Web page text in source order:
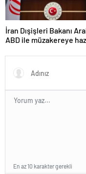
İran Dışişleri Bakanı
ABD ile müzakereye
En az 10 karakter gerekli